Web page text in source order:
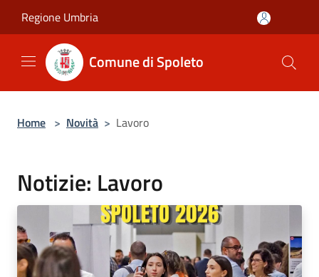
Regione Umbria
Comune di Spoleto
Home > Novità > Lavoro
Notizie: Lavoro